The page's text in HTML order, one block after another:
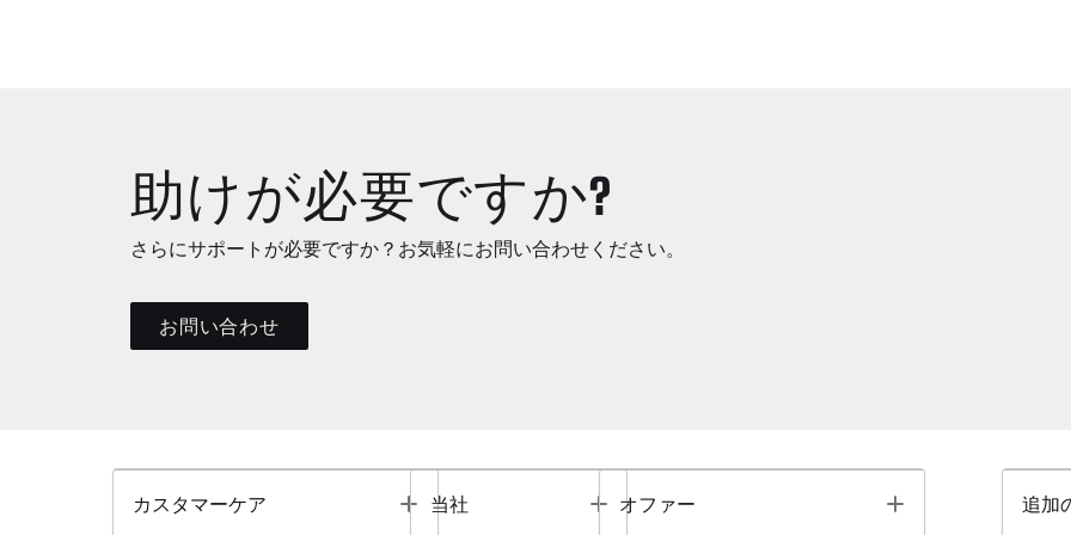
助けが必要ですか?
さらにサポートが必要ですか？お気軽にお問い合わせください。
お問い合わせ
カスタマーケア Toggle
当社 Toggle
オファー Toggle 追加